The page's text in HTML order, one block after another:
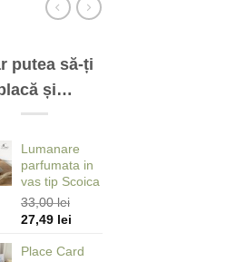
putea să-ți
și…
Lumanare
parfumata in
vas tip Scoica
33,00lei
Prețul
a
27,49 lei
este:
Place Card